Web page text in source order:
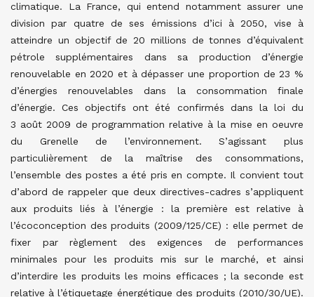
climatique. La France, qui entend notamment assurer une
division par quatre de ses émissions d’ici à 2050, vise à
atteindre un objectif de 20 millions de tonnes d’équivalent
pétrole supplémentaires dans sa production d’énergie
renouvelable en 2020 et à dépasser une proportion de 23 %
d’énergies renouvelables dans la consommation finale
d’énergie. Ces objectifs ont été confirmés dans la loi du
3 août 2009 de programmation relative à la mise en oeuvre
du Grenelle de l’environnement. S’agissant plus
particulièrement de la maîtrise des consommations,
l’ensemble des postes a été pris en compte. Il convient tout
d’abord de rappeler que deux directives-cadres s’appliquent
aux produits liés à l’énergie : la première est relative à
l’écoconception des produits (2009/125/CE) : elle permet de
fixer par règlement des exigences de performances
minimales pour les produits mis sur le marché, et ainsi
d’interdire les produits les moins efficaces ; la seconde est
relative à l’étiquetage énergétique des produits (2010/30/UE).